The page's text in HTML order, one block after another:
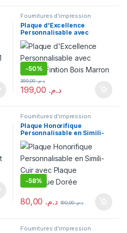
Fournitures d'impression
Plaque d’Excellence
Personnalisable avec
Coffret Finition Bois Marron
-50%
د.م.
د.م.399,00
Fournitures d'impression
Plaque Honorifique
Personnalisable en Simili-
Cuir avec Plaque Métallique
Dorée
-58%
د.م. د.م.190,00
Fournitures d'impression